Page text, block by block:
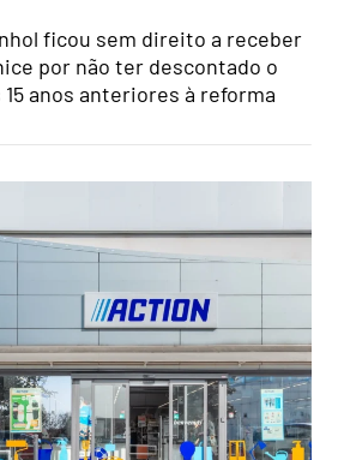
ficou sem direito a receber
por não ter descontado o
anos anteriores à reforma